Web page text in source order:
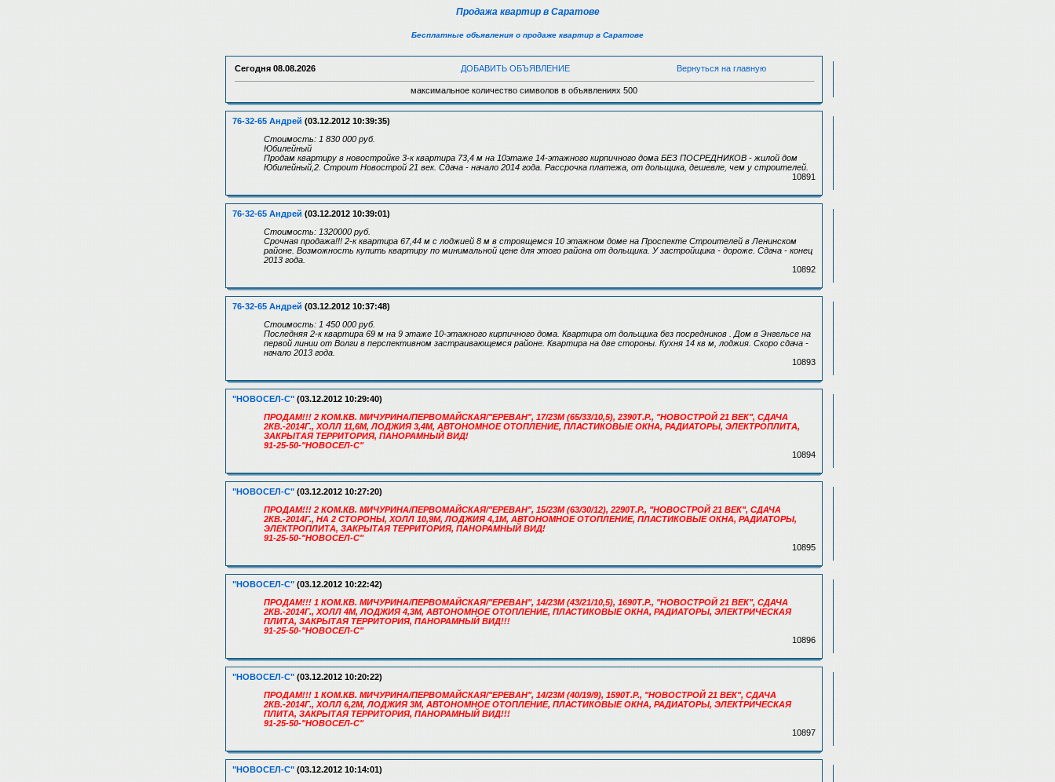
Продажа квартир в Саратове
Бесплатные объявления о продаже квартир в Саратове
Сегодня 08.08.2026 ДОБАВИТЬ ОБЪЯВЛЕНИЕ Вернуться на главную
максимальное количество символов в объявлениях 500
76-32-65 Андрей (03.12.2012 10:39:35)
Стоимость: 1 830 000 руб.
Юбилейный
Продам квартиру в новостройке 3-к квартира 73,4 м на 10этаже 14-этажного кирпичного дома БЕЗ ПОСРЕДНИКОВ - жилой дом
Юбилейный,2. Строит Новострой 21 век. Сдача - начало 2014 года. Рассрочка платежа, от дольщика, дешевле, чем у строителей.
10891
76-32-65 Андрей (03.12.2012 10:39:01)
Стоимость: 1320000 руб.
Срочная продажа!!! 2-к квартира 67,44 м с лоджией 8 м в строящемся 10 этажном доме на Проспекте Строителей в Ленинском
районе. Возможность купить квартиру по минимальной цене для этого района от дольщика. У застройщика - дороже. Сдача - конец
2013 года.
10892
76-32-65 Андрей (03.12.2012 10:37:48)
Стоимость: 1 450 000 руб.
Последняя 2-к квартира 69 м на 9 этаже 10-этажного кирпичного дома. Квартира от дольщика без посредников . Дом в Энгельсе на
первой линии от Волги в перспективном застраивающемся районе. Квартира на две стороны. Кухня 14 кв м, лоджия. Скоро сдача -
начало 2013 года.
10893
"НОВОСЕЛ-С" (03.12.2012 10:29:40)
ПРОДАМ!!! 2 КОМ.КВ. МИЧУРИНА/ПЕРВОМАЙСКАЯ/"ЕРЕВАН", 17/23М (65/33/10,5), 2390Т.Р., "НОВОСТРОЙ 21 ВЕК", СДАЧА
2КВ.-2014Г., ХОЛЛ 11,6М, ЛОДЖИЯ 3,4М, АВТОНОМНОЕ ОТОПЛЕНИЕ, ПЛАСТИКОВЫЕ ОКНА, РАДИАТОРЫ, ЭЛЕКТРОПЛИТА,
ЗАКРЫТАЯ ТЕРРИТОРИЯ, ПАНОРАМНЫЙ ВИД!
91-25-50-"НОВОСЕЛ-С"
10894
"НОВОСЕЛ-С" (03.12.2012 10:27:20)
ПРОДАМ!!! 2 КОМ.КВ. МИЧУРИНА/ПЕРВОМАЙСКАЯ/"ЕРЕВАН", 15/23М (63/30/12), 2290Т.Р., "НОВОСТРОЙ 21 ВЕК", СДАЧА
2КВ.-2014Г., НА 2 СТОРОНЫ, ХОЛЛ 10,9М, ЛОДЖИЯ 4,1М, АВТОНОМНОЕ ОТОПЛЕНИЕ, ПЛАСТИКОВЫЕ ОКНА, РАДИАТОРЫ,
ЭЛЕКТРОПЛИТА, ЗАКРЫТАЯ ТЕРРИТОРИЯ, ПАНОРАМНЫЙ ВИД!
91-25-50-"НОВОСЕЛ-С"
10895
"НОВОСЕЛ-С" (03.12.2012 10:22:42)
ПРОДАМ!!! 1 КОМ.КВ. МИЧУРИНА/ПЕРВОМАЙСКАЯ/"ЕРЕВАН", 14/23М (43/21/10,5), 1690Т.Р., "НОВОСТРОЙ 21 ВЕК", СДАЧА
2КВ.-2014Г., ХОЛЛ 4М, ЛОДЖИЯ 4,3М, АВТОНОМНОЕ ОТОПЛЕНИЕ, ПЛАСТИКОВЫЕ ОКНА, РАДИАТОРЫ, ЭЛЕКТРИЧЕСКАЯ
ПЛИТА, ЗАКРЫТАЯ ТЕРРИТОРИЯ, ПАНОРАМНЫЙ ВИД!!!
91-25-50-"НОВОСЕЛ-С"
10896
"НОВОСЕЛ-С" (03.12.2012 10:20:22)
ПРОДАМ!!! 1 КОМ.КВ. МИЧУРИНА/ПЕРВОМАЙСКАЯ/"ЕРЕВАН", 14/23М (40/19/9), 1590Т.Р., "НОВОСТРОЙ 21 ВЕК", СДАЧА
2КВ.-2014Г., ХОЛЛ 6,2М, ЛОДЖИЯ 3М, АВТОНОМНОЕ ОТОПЛЕНИЕ, ПЛАСТИКОВЫЕ ОКНА, РАДИАТОРЫ, ЭЛЕКТРИЧЕСКАЯ
ПЛИТА, ЗАКРЫТАЯ ТЕРРИТОРИЯ, ПАНОРАМНЫЙ ВИД!!!
91-25-50-"НОВОСЕЛ-С"
10897
"НОВОСЕЛ-С" (03.12.2012 10:14:01)